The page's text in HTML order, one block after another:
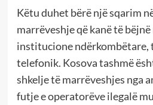
Këtu duhet bërë një sqarim
marrëveshje që kanë të
institucione ndërkombëtare,
telefonik. Kosova tashmë
shkelje të marrëveshjes nga
futje e operatorëve ilegalë